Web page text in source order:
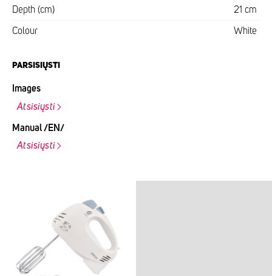
Depth (cm) 21 cm
Colour White
PARSISIŲSTI
Images
Atsisiųsti
Manual /EN/
Atsisiųsti